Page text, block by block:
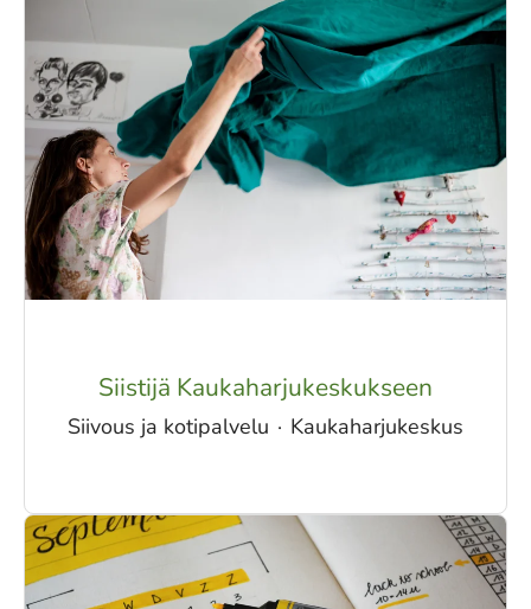
Siistijä Kaukaharjukeskukseen
Siivous ja kotipalvelu · Kaukaharjukeskus